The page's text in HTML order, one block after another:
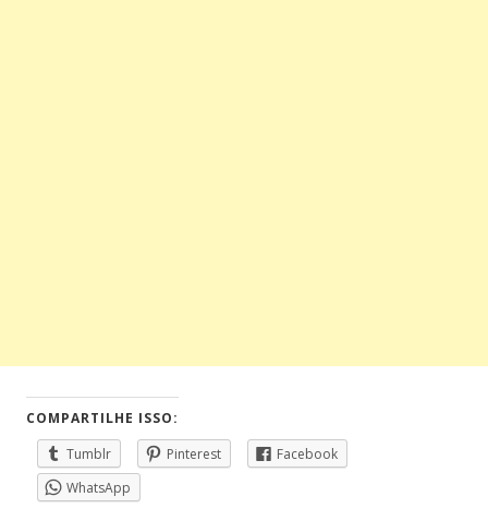
COMPARTILHE ISSO:
Tumblr
Pinterest
Facebook
WhatsApp